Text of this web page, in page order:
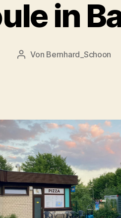
in
Beitragsautor
Von Bernhard_Schoon